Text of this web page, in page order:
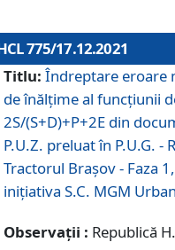
775/17.12.2021
Titlu: Îndreptare eroare
de înălţime al funcţiunii
2S/(S+D)+P+2E din
P.U.Z. preluat în P.U.G.
Tractorul Braşov - Faza
iniţiativa S.C. MGM
Observații : Republică